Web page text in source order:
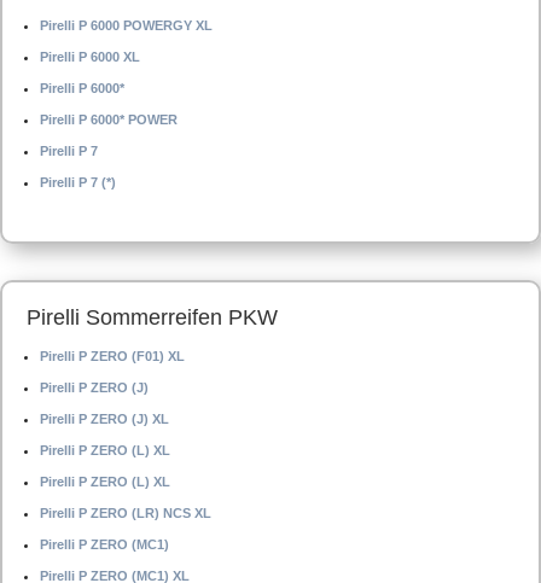
Pirelli P 6000 POWERGY XL
Pirelli P 6000 XL
Pirelli P 6000*
Pirelli P 6000* POWER
Pirelli P 7
Pirelli P 7 (*)
Pirelli Sommerreifen PKW
Pirelli P ZERO (F01) XL
Pirelli P ZERO (J)
Pirelli P ZERO (J) XL
Pirelli P ZERO (L) XL
Pirelli P ZERO (L) XL
Pirelli P ZERO (LR) NCS XL
Pirelli P ZERO (MC1)
Pirelli P ZERO (MC1) XL